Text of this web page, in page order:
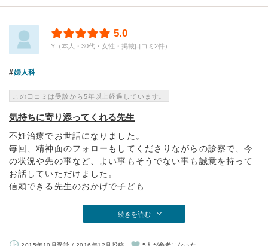
5.0
Y（本人・30代・女性・掲載口コミ2件）
婦人科
この口コミは受診から5年以上経過しています。
気持ちに寄り添ってくれる先生
不妊治療でお世話になりました。
毎回、精神面のフォローもしてくださりながらの診察で、今
の状況や先の事など、よい事もそうでない事も誠意を持って
お話していただけました。
信頼できる先生のおかげで子ども...
続きを読む